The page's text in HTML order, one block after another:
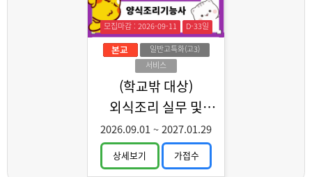
모집마감 : 2026-09-11
D-33일
일반고특화(고3)
서비스
(학교밖 대상)
외식조리 실무 및
양식조리기능사 취득
2026.09.01~2027.01.29
상세보기 가접수